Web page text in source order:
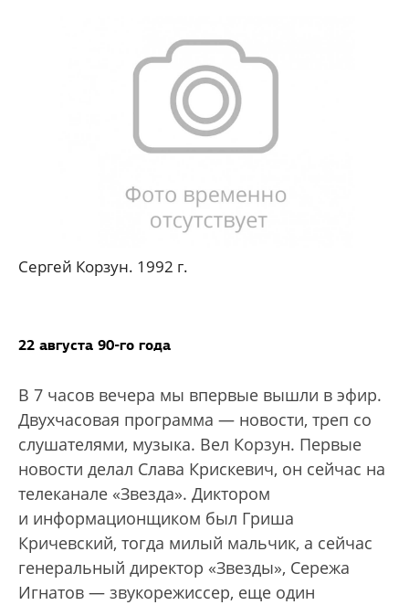
Сергей Корзун. 1992 г.
22 августа 90-го года
В 7 часов вечера мы впервые вышли в эфир.
Двухчасовая программа — новости, треп со
слушателями, музыка. Вел Корзун. Первые
новости делал Слава Крискевич, он сейчас на
телеканале «Звезда». Диктором
и информационщиком был Гриша
Кричевский, тогда милый мальчик, а сейчас
генеральный директор «Звезды», Сережа
Игнатов — звукорежиссер, еще один